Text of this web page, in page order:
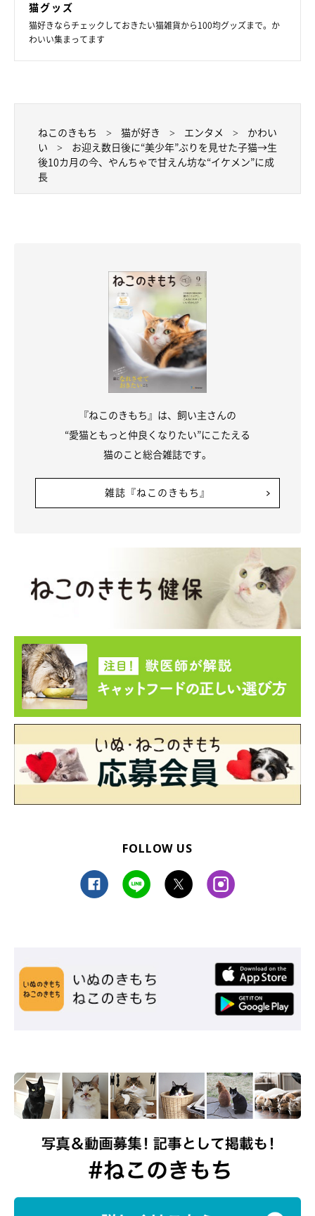
まだあどけなさを残しつつ、日に日に成長しているめろんくん。
そんなめろんくんと過ごす日々について、飼い主さんはこう話し
ます。
飼い主さん：
をゴロゴロ鳴らしながら膝の上に乗ってきたり、添い寝しにきて
くれるので、幸せを感じています」
猫グッズ
猫好きならチェックしておきたい猫雑貨から100均グッズまで。か
わいい集まってます
ねこのきもち 猫が好き エンタメ
かわい
い
お迎え数日後に“美少年”ぶりを見せた子猫→生
後10カ月の今、やんちゃで甘えん坊な“イケメン”に成
長
『ねこのきもち』は、飼い主さんの
“愛猫ともっと仲良くなりたい”にこたえる
猫のこと総合雑誌です。
雑誌『ねこのきもち』
FOLLOW US